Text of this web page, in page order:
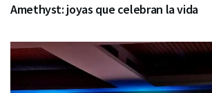
Amethyst: joyas que celebran la vida